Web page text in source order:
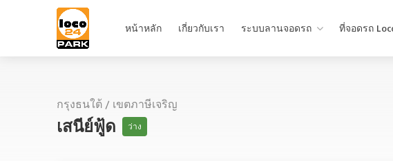
หน้าหลัก เกี่ยวกับเรา ระบบลานจอดรถ ที่จอดรถ
กรุงธนใต้ / เขตภาษีเจริญ
เสนีย์ฟู้ด ว่าง